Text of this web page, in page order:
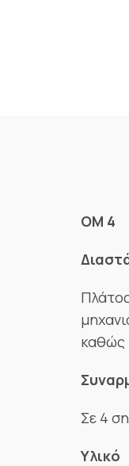
OM 4
καθώς
Σε 4
Υλικό